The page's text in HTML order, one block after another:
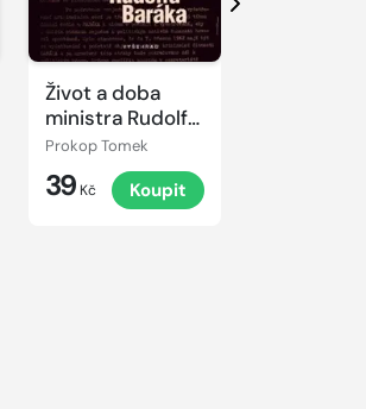
Život a doba
ministra Rudolfa
Baráka
Prokop Tomek
39 Kč Koupit
Další